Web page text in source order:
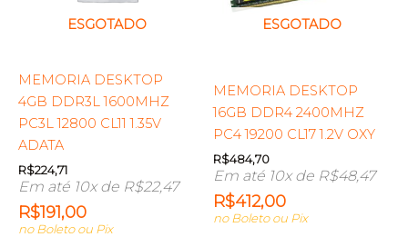
ESGOTADO
MEMORIA DESKTOP
4GB DDR3L 1600MHZ
PC3L 12800 CL11 1.35V
ADATA
R$224,71
Em até 10x de R$22,47
R$191,00
no Boleto ou Pix
ESGOTADO
MEMORIA DESKTOP
16GB DDR4 2400MHZ
PC4 19200 CL17 1.2V OXY
R$484,70
Em até 10x de R$48,47
R$412,00
no Boleto ou Pix